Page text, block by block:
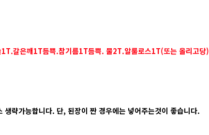
갈은깨1T듬쁙.참기름1T듬쁙. 물2T.알룰로스1T(또는 올리고당)
략가능합니다. 단, 된장이 짠 경우에는 넣어주는것이 좋습니다.